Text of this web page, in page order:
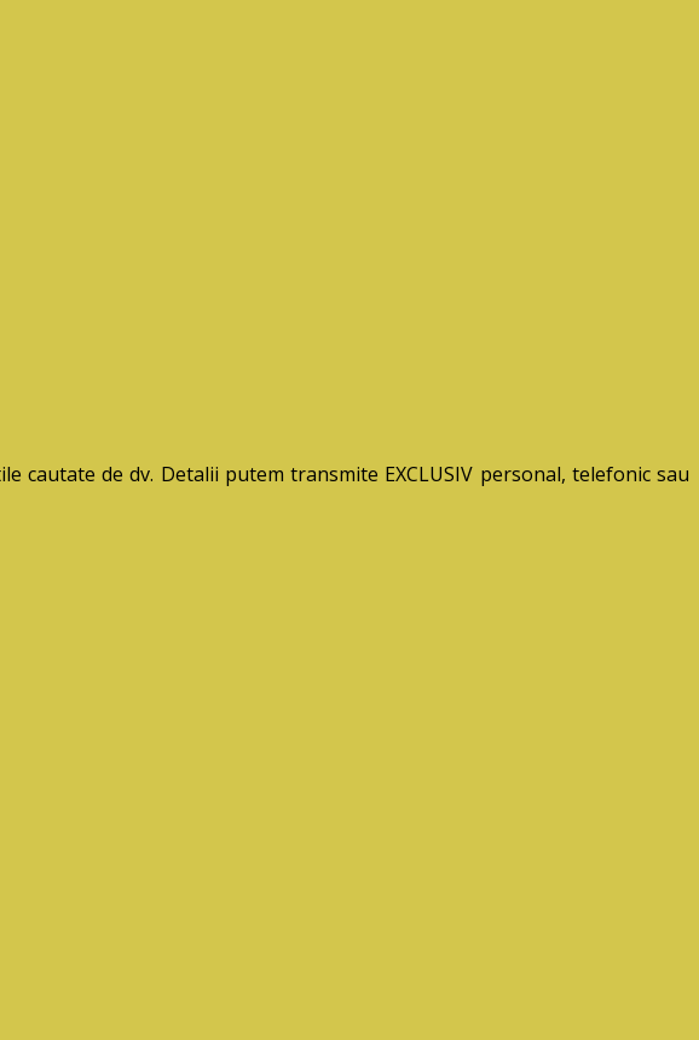
cautate de dv. Detalii putem transmite EXCLUSIV personal, telefonic sau